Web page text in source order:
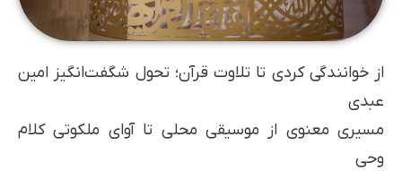
از خوانندگی کردی تا تلاوت قرآن؛ تحول شگفت‌انگیز امین
عبدی
مسیری معنوی از موسیقی محلی تا آوای ملکوتی کلام
وحی